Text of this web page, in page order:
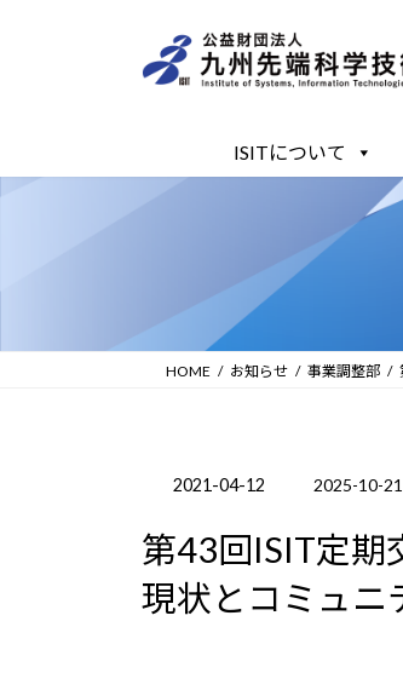
ISITについて
HOME お知らせ 事業調整部
2021-04-12
最
更
新
時
2025-10-21
第43回ISIT定期
現状とコミュニ